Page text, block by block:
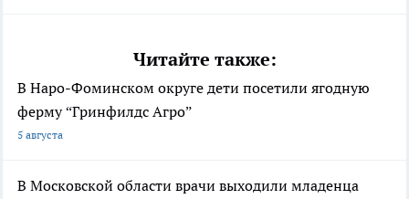
Читайте также:
В Наро-Фоминском округе дети посетили ягодную
ферму “Гринфилдс Агро”
5 августа
В Московской области врачи выходили младенца